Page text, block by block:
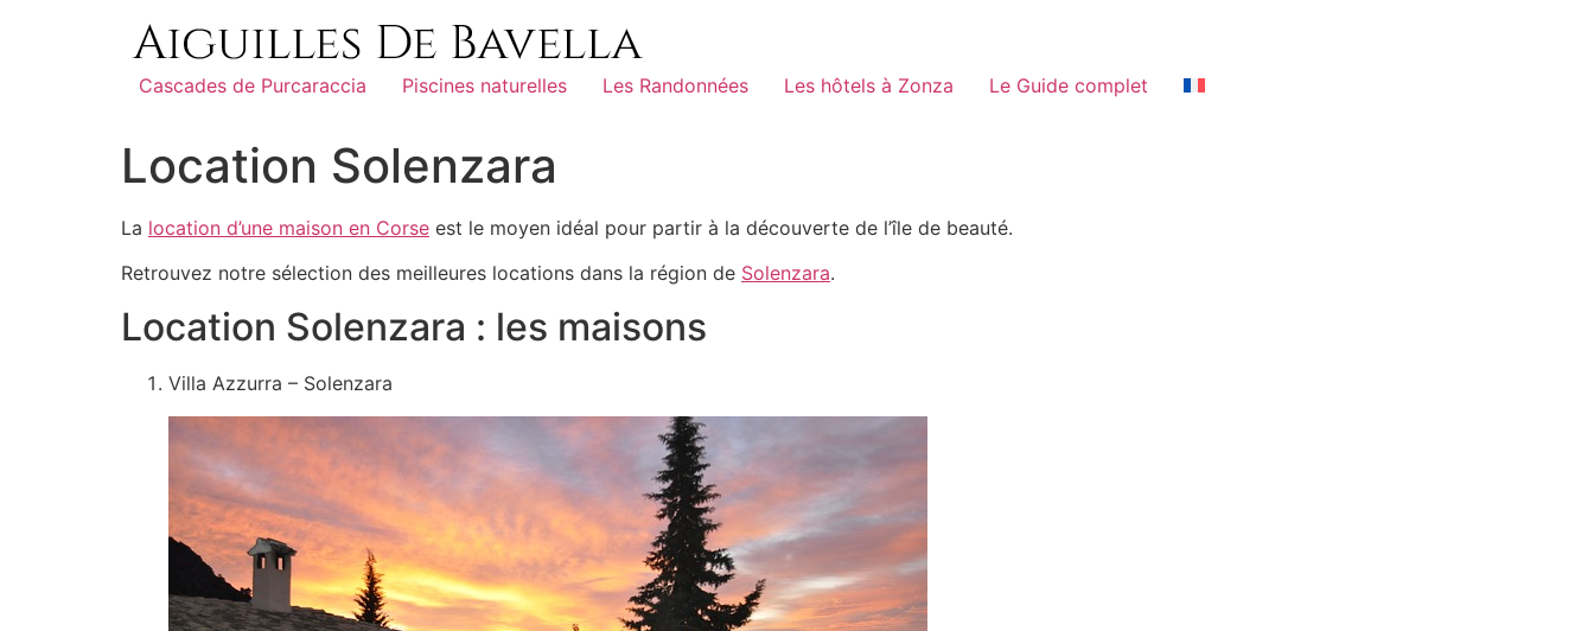
Cascades de Purcaraccia Piscines naturelles Les Randonnées Les hôtels à Zonza Le Guide complet
Location Solenzara
La location d’une maison en Corse est le moyen idéal pour partir à la découverte de l’île de beauté.
Retrouvez notre sélection des meilleures locations dans la région de Solenzara.
Location Solenzara : les maisons
Villa Azzurra – Solenzara